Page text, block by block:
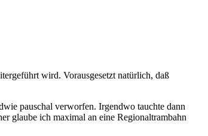
wird. Vorausgesetzt natürlich, daß
pauschal verworfen. Irgendwo tauchte dann
glaube ich maximal an eine Regionaltrambahn